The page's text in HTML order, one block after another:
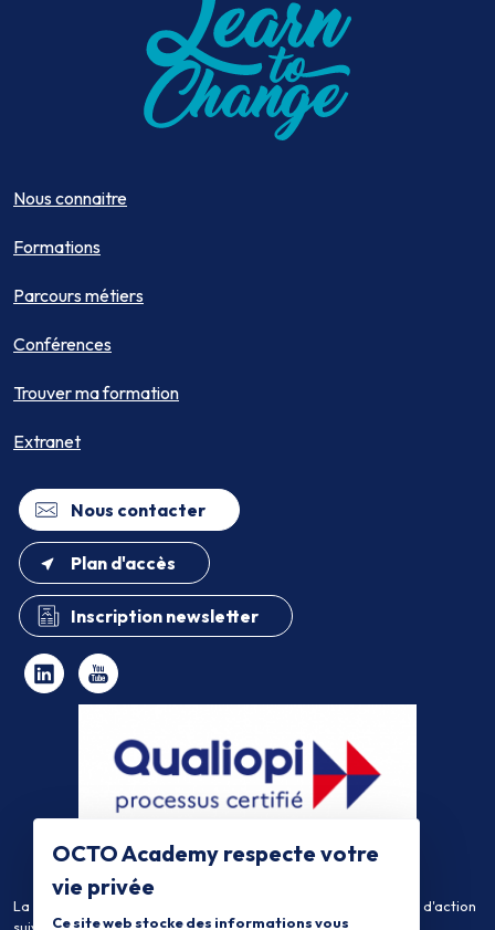
Nous connaitre
Formations
Parcours métiers
Conférences
Trouver ma formation
Extranet
Nous contacter
Plan d'accès
Inscription newsletter
La certification qualité a été délivrée au titre de la catégorie d'action
OCTO Academy respecte votre
vie privée
Ce site web stocke des informations vous